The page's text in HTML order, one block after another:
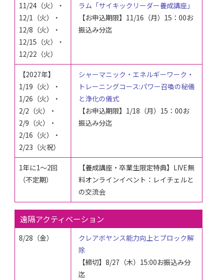
11/24（火）
・
12/1（火）
・
12/8（火）
・
12/15（火）
・
12/22（火）
ラム「サイキックリーダー養成講座」
【お申込期限】 11/16（月） 15：00お
振込み分迄
【2027年】
1/19（火）
・
1/26（火）
・
2/2（火）
・
2/9（火）
・
2/16（火）
・
2/23（火祝）
シャーマニック・エネルギーワーク・
トレーニングコース:パワー召喚の秘儀
と浄化の儀式
【お申込期限】 1/18（月） 15：00お
振込み分迄
1年に1～2回
（不定期）
【養成講座・卒業生限定特典】LIVE無
料オンラインイベント： レイチェルと
の交流会
遠隔アクティベーション
8/28（金）
クレアボヤンス能力向上とブロック解
除
【締切】8/27 （木） 15:00お振込み分
迄